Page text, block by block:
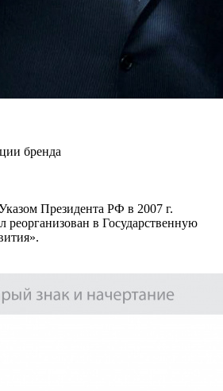
бренда
Президента РФ в 2007 г.
в Государственную